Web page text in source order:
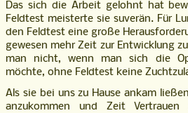
Das sich die Arbeit gelohnt hat
Feldtest meisterte sie suverän. Für
den Feldtest eine große
gewesen mehr Zeit zur Entwicklung
man nicht, wenn man sich die
möchte, ohne Feldtest keine
Als sie bei uns zu Hause ankam
anzukommen und Zeit